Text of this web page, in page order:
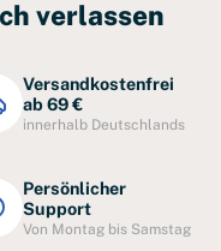
verlassen
Versandkostenfrei
ab 69 €
innerhalb Deutschlands
Persönlicher
Support
Von Montag bis Samstag